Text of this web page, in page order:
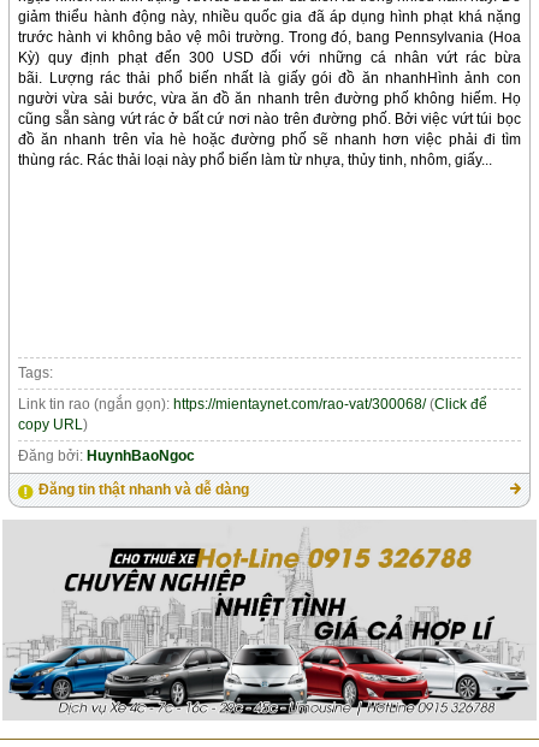
giảm thiểu hành động này, nhiều quốc gia đã áp dụng hình phạt khá nặng
trước hành vi không bảo vệ môi trường. Trong đó, bang Pennsylvania (Hoa
Kỳ) quy định phạt đến 300 USD đối với những cá nhân vứt rác bừa
bãi. Lượng rác thải phổ biến nhất là giấy gói đồ ăn nhanhHình ảnh con
người vừa sải bước, vừa ăn đồ ăn nhanh trên đường phố không hiếm. Họ
cũng sẵn sàng vứt rác ở bất cứ nơi nào trên đường phố. Bởi việc vứt túi bọc
đồ ăn nhanh trên vỉa hè hoặc đường phố sẽ nhanh hơn việc phải đi tìm
thùng rác. Rác thải loại này phổ biến làm từ nhựa, thủy tinh, nhôm, giấy...
Tags:
Link tin rao (ngắn gọn): https://mientaynet.com/rao-vat/300068/(Click để
copy URL)
Đăng bởi: HuynhBaoNgoc
Đăng tin thật nhanh và dễ dàng